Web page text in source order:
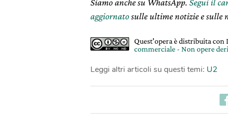
Siamo anche su WhatsApp. Segui il
aggiornatosulle ultime notizie e sulle
Quest'opera è distribuita con
commerciale - Non opere
Leggi altri articoli su questi temi: U2